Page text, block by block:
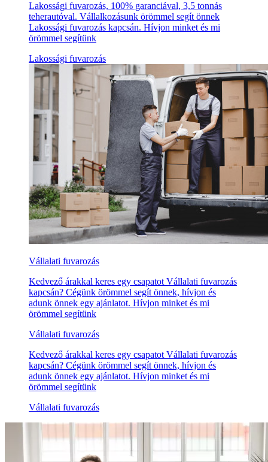
Lakossági fuvarozás, 100% garanciával, 3,5 tonnás
teherautóval. Vállalkozásunk örömmel segít önnek
Lakossági fuvarozás kapcsán. Hívjon minket és mi
örömmel segítünk
Lakossági fuvarozás
Vállalati fuvarozás
Kedvező árakkal keres egy csapatot Vállalati fuvarozás
kapcsán? Cégünk örömmel segít önnek, hívjon és
adunk önnek egy ajánlatot. Hívjon minket és mi
örömmel segítünk
Vállalati fuvarozás
Kedvező árakkal keres egy csapatot Vállalati fuvarozás
kapcsán? Cégünk örömmel segít önnek, hívjon és
adunk önnek egy ajánlatot. Hívjon minket és mi
örömmel segítünk
Vállalati fuvarozás